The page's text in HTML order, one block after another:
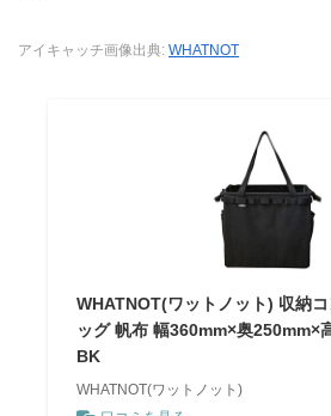
アイキャッチ画像出典: WHATNOT
WHATNOT(ワットノット) 収納
ッグ 帆布 幅360mm×奥250mm×
BK
WHATNOT(ワットノット)